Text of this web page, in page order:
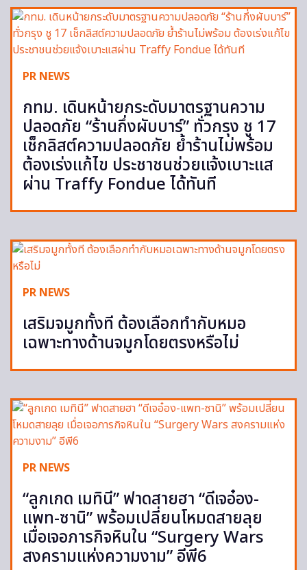
PR NEWS
กทม. เดินหน้ายกระดับมาตรฐานความ
ปลอดภัย “ร้านกึ่งผับบาร์” ทั่วกรุง ชู 17
เช็กลิสต์ความปลอดภัย ย้ำร้านไม่พร้อม
ต้องเร่งแก้ไข ประชาชนช่วยแจ้งเบาะแส
ผ่าน Traffy Fondue ได้ทันที
PR NEWS
เสริมจมูกทั้งที ต้องเลือกทำกับหมอ
เฉพาะทางด้านจมูกโดยตรงหรือไม่
PR NEWS
“ลูกเกด เมทินี” ฟาดสายฮา “ดีเจอ๋อง-
แพท-ซานิ” พร้อมเปลี่ยนโหมดสายลุย
เมื่อเจอภารกิจหินใน “Surgery Wars
สงครามแห่งความงาม” อีพี6